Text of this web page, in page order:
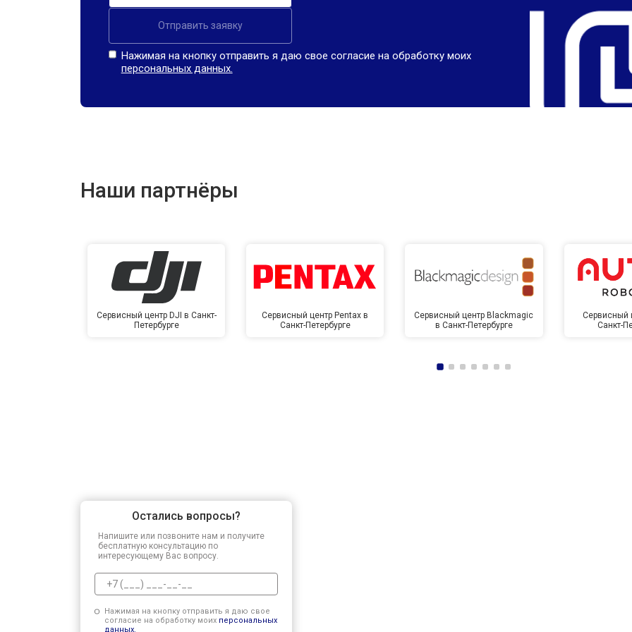
Отправить заявку
Нажимая на кнопку отправить я даю свое согласие на обработку моих
персональных данных.
Наши партнёры
Сервисный центр DJI в Санкт-
Петербурге
Сервисный центр Pentax в
Санкт-Петербурге
Сервисный центр Blackmagic
в Санкт-Петербурге
Сервисный
Санкт-
Остались вопросы?
Напишите или позвоните нам и получите
бесплатную консультацию по
интересующему Вас вопросу.
Нажимая на кнопку отправить я даю свое
согласие на обработку моих персональных
данных.